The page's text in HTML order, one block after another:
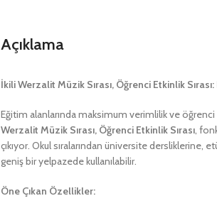
Açıklama
İkili Werzalit Müzik Sırası, Öğrenci Etkinlik
Eğitim alanlarında maksimum verimlilik ve
Werzalit Müzik Sırası, Öğrenci Etkinlik Sırası,
çıkıyor. Okul sıralarından üniversite
geniş bir yelpazede kullanılabilir.
Öne Çıkan Özellikler: